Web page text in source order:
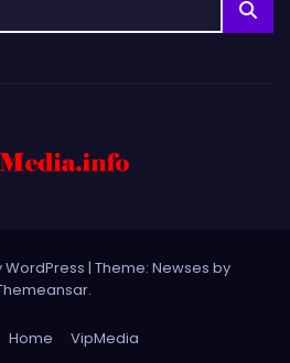
| Theme: Newses by
.
Home VipMedia